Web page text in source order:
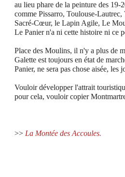
au lieu phare de la peinture des 19-
comme Pissarro, Toulouse-
Sacré-Cœur, le Lapin Agile, Le
Le Panier n'a ni cette histoire ni ce
Place des Moulins, il n'y a plus de
Galette est toujours en état de
Panier, ne sera pas chose aisée,
Vouloir développer l'attrait
pour cela, vouloir copier
>> La Montée des Accoules.